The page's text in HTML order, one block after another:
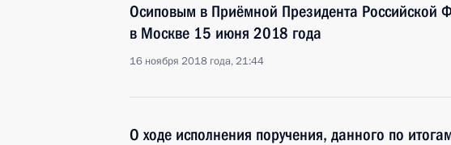
Осиповым в Приёмной Президента Российской
в Москве 15 июня 2018 года
16 ноября 2018 года, 21:44
О ходе исполнения поручения, данного по